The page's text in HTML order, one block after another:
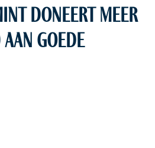
doneert meer
aan goede